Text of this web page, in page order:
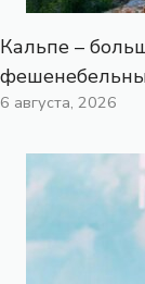
Кальпе –
6 августа, 2026